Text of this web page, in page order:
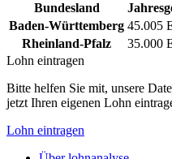
Bundesland
Baden-Württemberg 45.005
Rheinland-Pfalz
35.000
Lohn eintragen
Bitte helfen Sie mit, unsere
jetzt Ihren eigenen Lohn
Lohn eintragen